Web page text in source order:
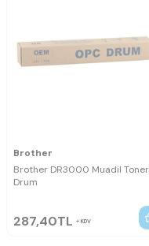
Brother
Brother DR3000 Muadil Toner
Drum
287,40TL KDV